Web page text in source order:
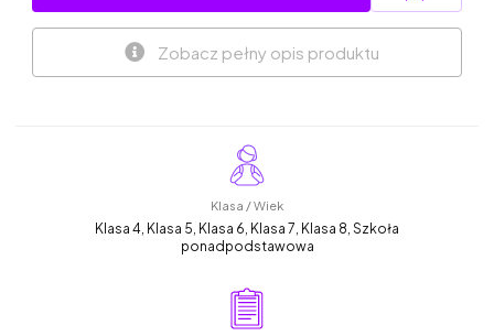
Zobacz pełny opis produktu
Klasa / Wiek
Klasa 4, Klasa 5, Klasa 6, Klasa 7, Klasa 8, Szkoła
ponadpodstawowa